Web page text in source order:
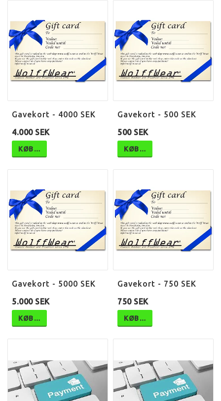
Gavekort - 4000 SEK
4.000 SEK
KØB…
Gavekort - 500 SEK
500 SEK
KØB…
Gavekort - 5000 SEK
5.000 SEK
KØB…
Gavekort - 750 SEK
750 SEK
KØB…